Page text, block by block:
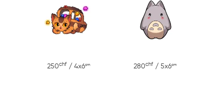
250chf / 4x6cm 280chf / 5x6cm